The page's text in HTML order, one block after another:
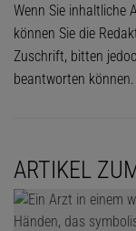
Wenn Sie inhaltliche
können Sie die
Zuschrift, bitten
beantworten können.
ARTIKEL